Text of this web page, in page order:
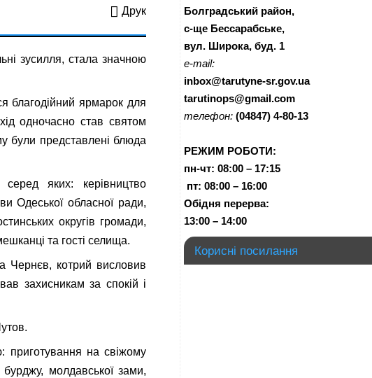
Друк
зусилля, стала значною
благодійний ярмарок для
одночасно став святом
були представлені блюда
яких: керівництво
Одеської обласної ради,
округів громади,
та гості селища.
Чернєв, котрий висловив
захисникам за спокій і
приготування на свіжому
бурджу, молдавської зами,
Болградський район,
с-ще Бессарабське,
вул. Широка, буд. 1
e-mail:
inbox@tarutyne-sr.gov.ua
tarutinops@gmail.com
телефон: (04847) 4-80-13
РЕЖИМ РОБОТИ:
пн-чт: 08:00 – 17:15
пт: 08:00 – 16:00
Обідня перерва:
13:00 – 14:00
Корисні посилання